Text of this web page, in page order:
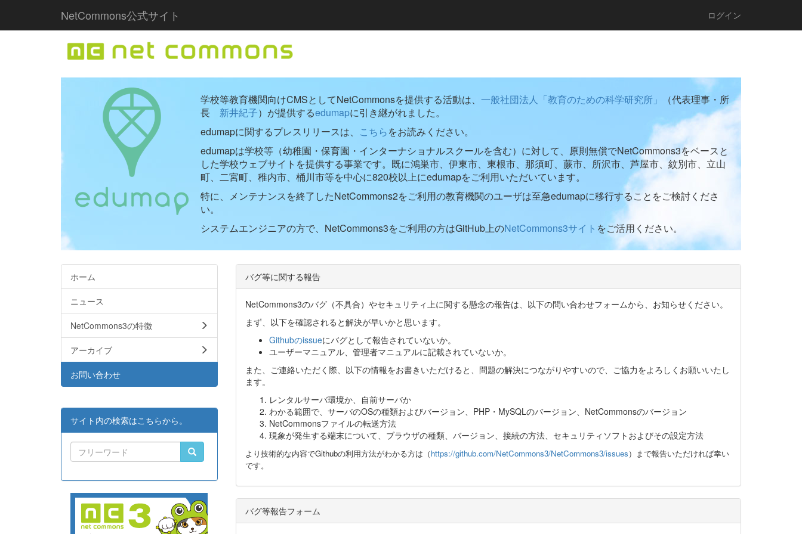
NetCommons公式サイト ログイン
学校等教育機関向けCMSとしてNetCommonsを提供する活動は、 一般社団法人「教育のための科学研究所」
（代表理事・所
長 新井紀子）が提供するedumapに引き継がれました。
edumapに関するプレスリリースは、 こちらをお読みください。
edumapは学校等（幼稚園・保育園・インターナショナルスクールを含む）に対して、原則無償でNetCommons3をベースと
した学校ウェブサイトを提供する事業です。既に鴻巣市、伊東市、東根市、那須町、蕨市、所沢市、芦屋市、紋別市、立山
町、二宮町、稚内市、桶川市等を中心に820校以上にedumapをご利用いただいています。
特に、メンテナンスを終了したNetCommons2をご利用の教育機関のユーザは至急edumapに移行することをご検討くださ
い。
システムエンジニアの方で、NetCommons3をご利用の方はGitHub上のNetCommons3サイト をご活用ください。
バグ等に関する報告
NetCommons3のバグ（不具合）やセキュリティ上に関する懸念の報告は、以下の問い合わせフォームから、お知らせください。
まず、以下を確認されると解決が早いかと思います。
Githubのissueにバグとして報告されていないか。
ユーザーマニュアル、管理者マニュアルに記載されていないか。
また、ご連絡いただく際、以下の情報をお書きいただけると、問題の解決につながりやすいので、ご協力をよろしくお願いいたし
ます。
レンタルサーバ環境か、自前サーバか
わかる範囲で、サーバのOSの種類およびバージョン、PHP・MySQLのバージョン、NetCommonsのバージョン
NetCommonsファイルの転送方法
現象が発生する端末について、ブラウザの種類、バージョン、接続の方法、セキュリティソフトおよびその設定方法
より技術的な内容でGithubの利用方法がわかる方は（https://github.com/NetCommons3/NetCommons3/issues）まで報告いただければ幸い
です。
バグ等報告フォーム
ホーム
ニュース
NetCommons3の特徴
アーカイブ
お問い合わせ
サイト内の検索はこちらから。